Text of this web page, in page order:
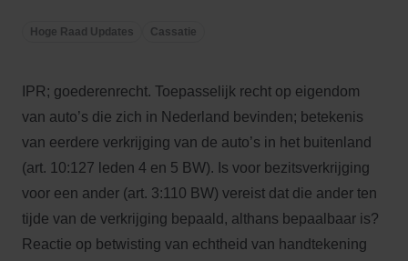
Hoge Raad Updates Cassatie
IPR; goederenrecht. Toepasselijk recht op eigendom
van auto’s die zich in Nederland bevinden; betekenis
van eerdere verkrijging van de auto’s in het buitenland
(art. 10:127 leden 4 en 5 BW). Is voor bezitsverkrijging
voor een ander (art. 3:110 BW) vereist dat die ander ten
tijde van de verkrijging bepaald, althans bepaalbaar is?
Reactie op betwisting van echtheid van handtekening